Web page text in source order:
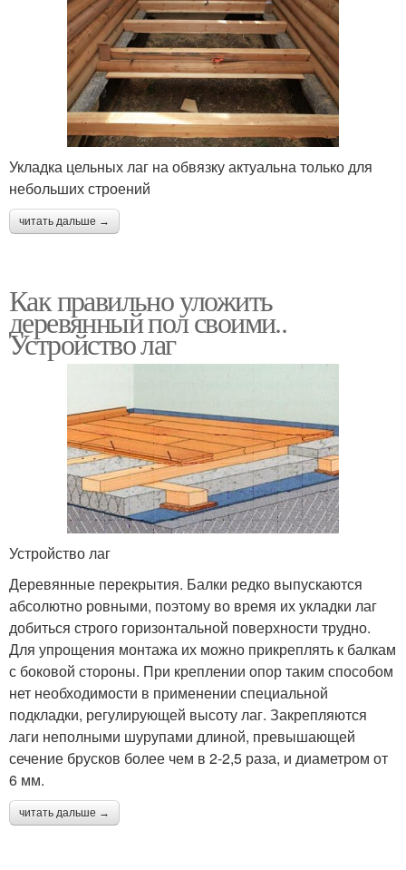
Укладка цельных лаг на обвязку актуальна только для
небольших строений
читать дальше →
Как правильно уложить
деревянный пол своими..
Устройство лаг
Устройство лаг
Деревянные перекрытия. Балки редко выпускаются
абсолютно ровными, поэтому во время их укладки лаг
добиться строго горизонтальной поверхности трудно.
Для упрощения монтажа их можно прикреплять к балкам
с боковой стороны. При креплении опор таким способом
нет необходимости в применении специальной
подкладки, регулирующей высоту лаг. Закрепляются
лаги неполными шурупами длиной, превышающей
сечение брусков более чем в 2-2,5 раза, и диаметром от
6 мм.
читать дальше →